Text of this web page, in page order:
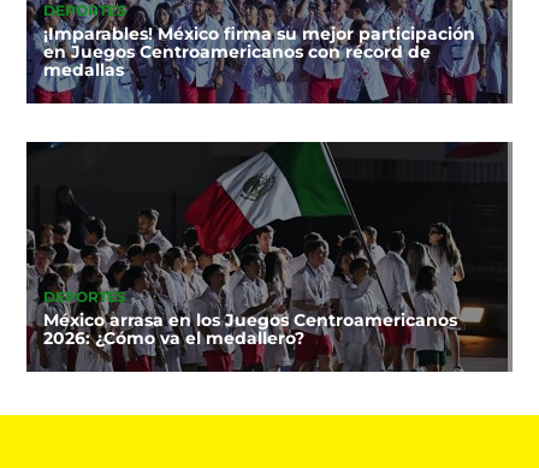
DEPORTES
¡Imparables! México firma su mejor participación
en Juegos Centroamericanos con récord de
medallas
DEPORTES
México arrasa en los Juegos Centroamericanos
2026: ¿Cómo va el medallero?